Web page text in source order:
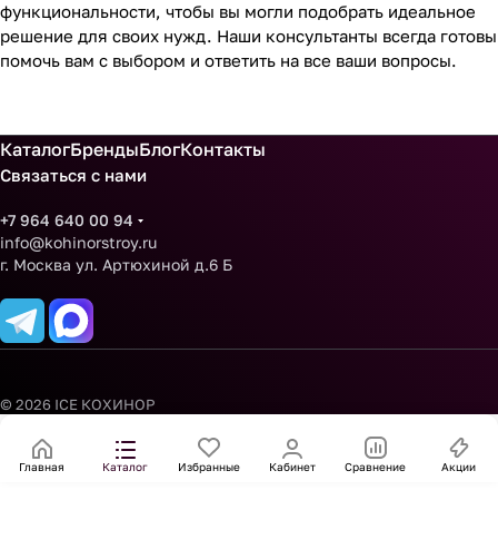
функциональности, чтобы вы могли подобрать идеальное
решение для своих нужд. Наши консультанты всегда готовы
помочь вам с выбором и ответить на все ваши вопросы.
КаталогБрендыБлогКонтакты
Связаться с нами
+7 964 640 00 94
info@kohinorstroy.ru
г. Москва ул. Артюхиной д.6 Б
© 2026 ICE КОХИНОР
Главная Каталог Избранные Кабинет Сравнение Акции